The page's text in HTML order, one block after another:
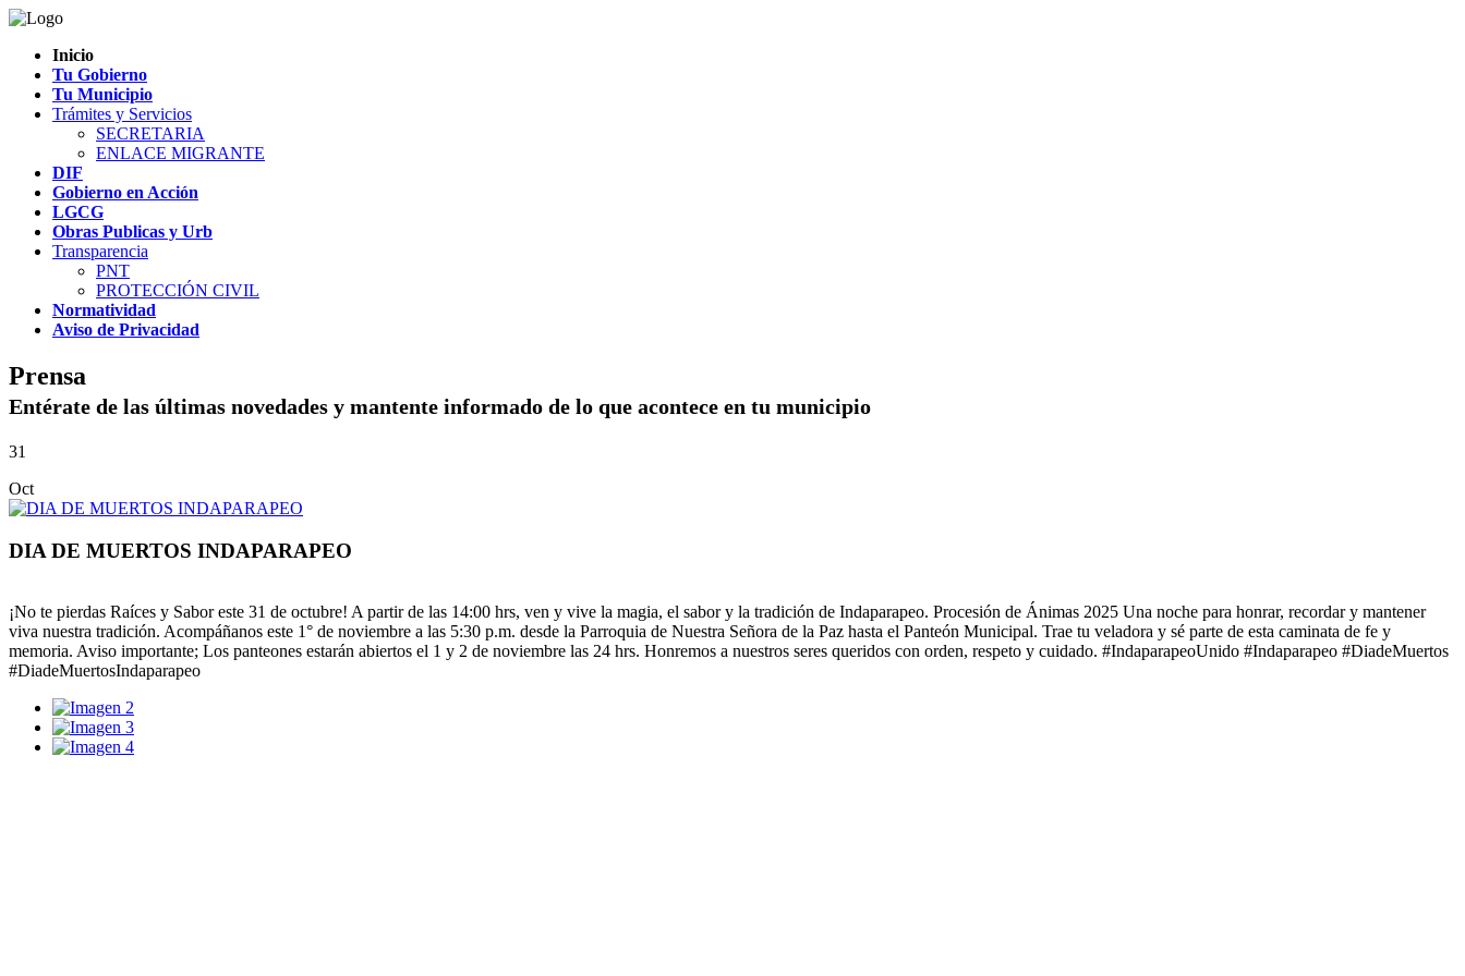
Inicio
Tu Gobierno
Tu Municipio
Trámites y Servicios
SECRETARIA
ENLACE MIGRANTE
DIF
Gobierno en Acción
LGCG
Obras Publicas y Urb
Transparencia
PNT
PROTECCIÓN CIVIL
Normatividad
Aviso de Privacidad
Prensa
Entérate de las últimas novedades y mantente informado de lo que acontece en tu municipio
31
Oct
DIA DE MUERTOS INDAPARAPEO
¡No te pierdas Raíces y Sabor este 31 de octubre! A partir de las 14:00 hrs, ven y vive la magia, el sabor y la tradición de Indaparapeo. Procesión de Ánimas 2025 Una noche para honrar, recordar y mantener
viva nuestra tradición. Acompáñanos este 1° de noviembre a las 5:30 p.m. desde la Parroquia de Nuestra Señora de la Paz hasta el Panteón Municipal. Trae tu veladora y sé parte de esta caminata de fe y
memoria. Aviso importante; Los panteones estarán abiertos el 1 y 2 de noviembre las 24 hrs. Honremos a nuestros seres queridos con orden, respeto y cuidado. #IndaparapeoUnido #Indaparapeo #DiadeMuertos
#DiadeMuertosIndaparapeo